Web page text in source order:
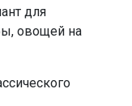
для
овощей на